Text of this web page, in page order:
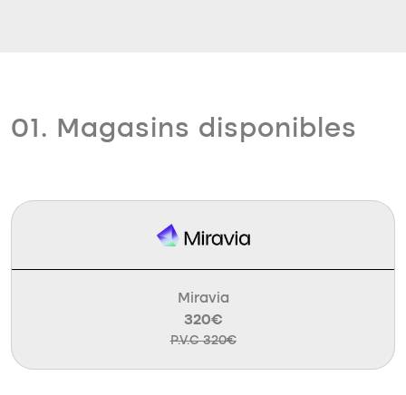
01. Magasins disponibles
Miravia
320€
P.V.C 320€